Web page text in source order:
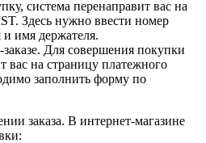
система перенаправит вас на
Здесь нужно ввести номер
и имя держателя.
Для совершения покупки
вас на страницу платежного
заполнить форму по
заказа. В интернет-магазине